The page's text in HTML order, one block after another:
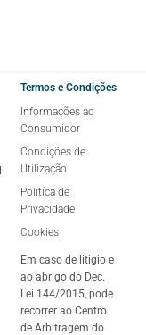
Termos e Condições
Informações ao
Consumidor
Condições de
Utilização
Politíca de
Privacidade
Cookies
Em caso de litigio e
ao abrigo do Dec.
Lei 144/2015, pode
recorrer ao Centro
de Arbitragem do